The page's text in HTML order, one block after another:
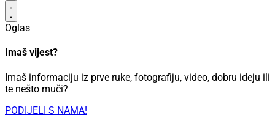
Oglas
Imaš vijest?
Imaš informaciju iz prve ruke, fotografiju, video, dobru ideju ili
te nešto muči?
PODIJELI S NAMA!